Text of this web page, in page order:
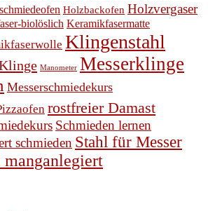
Holzbackofen Holzvergaser
biolöslich Keramikfasermatte
Klingenstahl
Manometer Messerklinge
Messerschmiedekurs
rostfreier Damast
Schmieden lernen
schmieden Stahl für Messer
manganlegiert